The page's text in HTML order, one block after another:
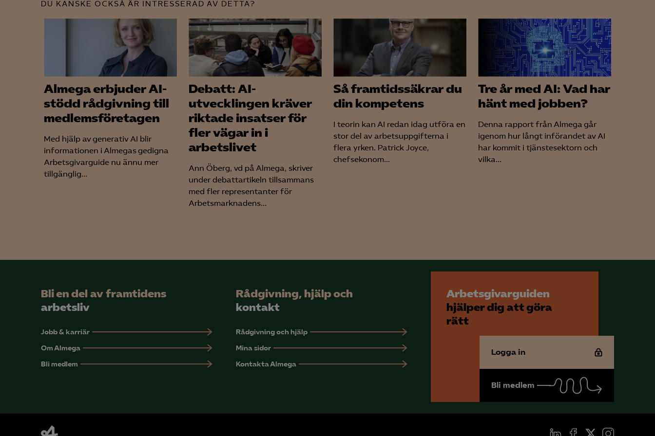
YouTube
LinkedIn Insight
Leadfeeder
Microsoft Ads
DU KANSKE OCKSÅ ÄR INTRESSERAD AV DETTA?
Almega erbjuder AI-
stödd rådgivning till
medlemsföretagen
Med hjälp av generativ AI blir
informationen i Almegas gedigna
Arbetsgivarguide nu ännu mer
tillgänglig...
Debatt: AI-
utvecklingen kräver
riktade insatser för
fler vägar in i
arbetslivet
Ann Öberg, vd på Almega, skriver
under debattartikeln tillsammans
med fler representanter för
Arbetsmarknadens...
Så framtidssäkrar du
din kompetens
I teorin kan AI redan idag utföra en
stor del av arbetsuppgifterna i
flera yrken. Patrick Joyce,
chefsekonom...
Tre år med AI: Vad har
hänt med jobben?
Denna rapport från Almega går
igenom hur långt införandet av AI
har kommit i tjänstesektorn och
vilka...
Bli en del av framtidens
arbetsliv
Jobb & karriär
Om Almega
Bli medlem
Rådgivning, hjälp och
kontakt
Rådgivning och hjälp
Mina sidor
Kontakta Almega
Arbetsgivarguiden
hjälper dig att göra
rätt
Logga in
Bli medlem